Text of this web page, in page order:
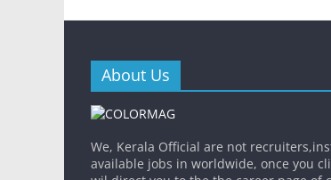
About Us
We, Kerala Official are not
available jobs in worldwide, once you